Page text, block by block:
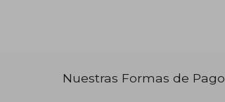
Nuestras Formas de Pago